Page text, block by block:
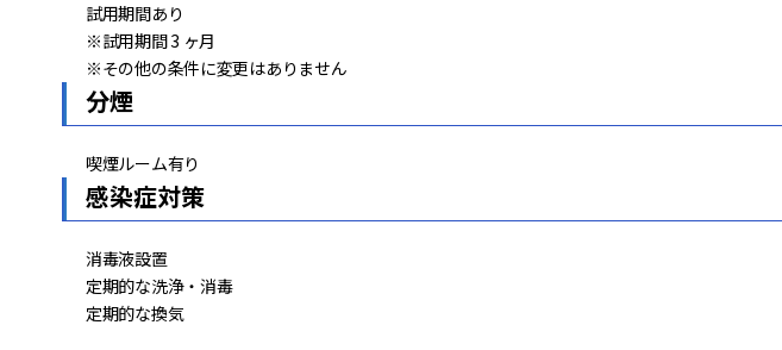
試用期間あり
※試用期間 3 ヶ月
※その他の条件に変更はありません
分煙
喫煙ルーム有り
感染症対策
消毒液設置
定期的な洗浄・消毒
定期的な換気